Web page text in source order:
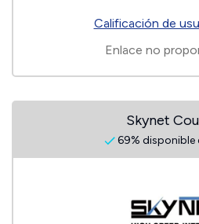
Calificación de
Enlace no
Skynet
69% disponible